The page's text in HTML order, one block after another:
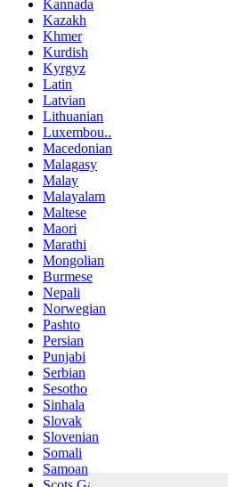
Kannada
Kazakh
Khmer
Kurdish
Kyrgyz
Latin
Latvian
Lithuanian
Luxembou..
Macedonian
Malagasy
Malay
Malayalam
Maltese
Maori
Marathi
Mongolian
Burmese
Nepali
Norwegian
Pashto
Persian
Punjabi
Serbian
Sesotho
Sinhala
Slovak
Slovenian
Somali
Samoan